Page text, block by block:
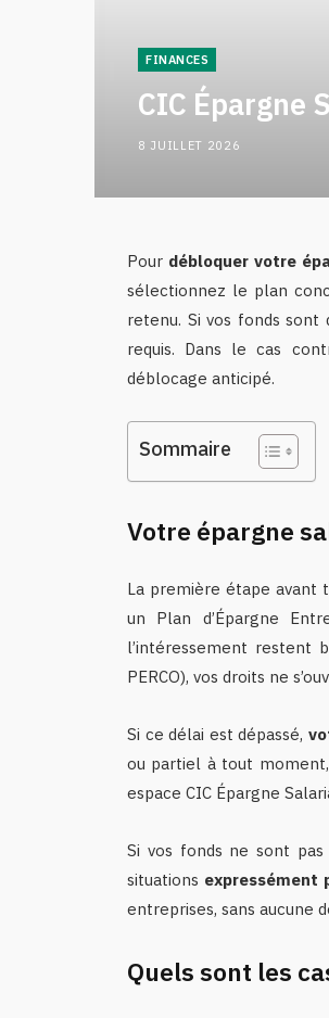
FINANCES
CIC Épargne
8 JUILLET 2026
Pour débloquer votre
sélectionnez le plan
retenu. Si vos fonds
requis. Dans le cas
déblocage anticipé.
Sommaire
Votre épargne
La première étape avant
un Plan d’Épargne
l’intéressement restent
PERCO), vos droits ne
Si ce délai est dépassé,
ou partiel à tout
espace CIC Épargne
Si vos fonds ne sont
situations expressément
entreprises, sans aucune
Quels sont les